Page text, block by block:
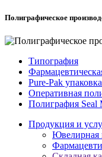
Полиграфическое
Типография
Pure-Pak
Оперативная
Полиграфия Seal
Продукция и
Ювелирная